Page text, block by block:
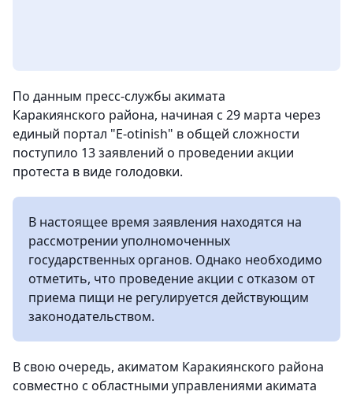
По данным пресс-службы акимата
Каракиянского района, начиная с 29 марта через
единый портал "Е-otinish" в общей сложности
поступило 13 заявлений о проведении акции
протеста в виде голодовки.
В настоящее время заявления находятся на
рассмотрении уполномоченных
государственных органов. Однако необходимо
отметить, что проведение акции с отказом от
приема пищи не регулируется действующим
законодательством.
В свою очередь, акиматом Каракиянского района
совместно с областными управлениями акимата